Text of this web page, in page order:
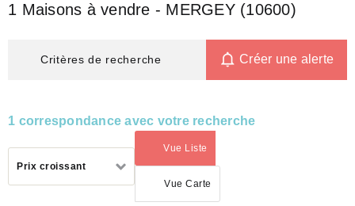
1 Maisons à vendre - MERGEY (10600)
Critères de recherche Créer une alerte
1 correspondance avec votre recherche
Prix croissant
Vue Liste
(activé)
Vue Carte